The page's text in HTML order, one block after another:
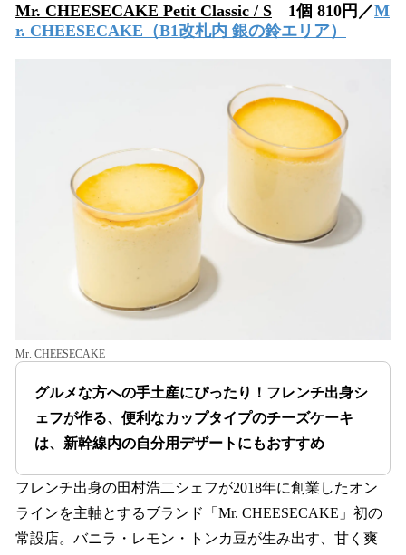
Mr. CHEESECAKE Petit Classic / S 1個 810円／M
r. CHEESECAKE （B1改札内 銀の鈴エリア）
Mr. CHEESECAKE
グルメな方への手土産にぴったり！フレンチ出身シ
ェフが作る、便利なカップタイプのチーズケーキ
は、新幹線内の自分用デザートにもおすすめ
フレンチ出身の田村浩二シェフが2018年に創業したオン
ラインを主軸とするブランド「Mr. CHEESECAKE」初の
常設店。バニラ・レモン・トンカ豆が生み出す、甘く爽